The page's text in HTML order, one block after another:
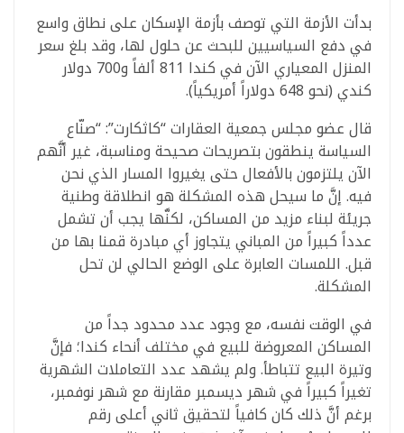
بدأت الأزمة التي توصف بأزمة الإسكان على نطاق واسع
في دفع السياسيين للبحث عن حلول لها، وقد بلغ سعر
المنزل المعياري الآن في كندا 811 ألفاً و700 دولار
كندي (نحو 648 دولاراً أمريكياً).
قال عضو مجلس جمعية العقارات “كاثكارت”: “صنّاع
السياسة ينطقون بتصريحات صحيحة ومناسبة، غير أنَّهم
الآن يلتزمون بالأفعال حتى يغيروا المسار الذي نحن
فيه. إنَّ ما سيحل هذه المشكلة هو انطلاقة وطنية
جريئة لبناء مزيد من المساكن، لكنَّها يجب أن تشمل
عدداً كبيراً من المباني يتجاوز أي مبادرة قمنا بها من
قبل. اللمسات العابرة على الوضع الحالي لن تحل
المشكلة.
في الوقت نفسه، مع وجود عدد محدود جداً من
المساكن المعروضة للبيع في مختلف أنحاء كندا؛ فإنَّ
وتيرة البيع تتباطأ. ولم يشهد عدد التعاملات الشهرية
تغيراً كبيراً في شهر ديسمبر مقارنة مع شهر نوفمبر،
برغم أنَّ ذلك كان كافياً لتحقيق ثاني أعلى رقم